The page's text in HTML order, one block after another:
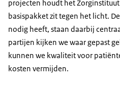
projecten houdt het
basispakket zit tegen het licht.
nodig heeft, staan daarbij
partijen kijken we waar gepast
kunnen we kwaliteit voor
kosten vermijden.